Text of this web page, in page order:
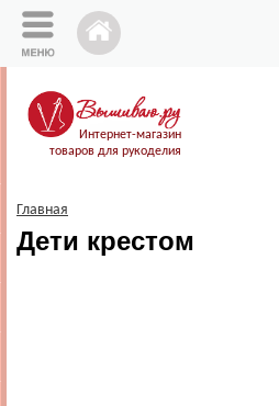
Интернет-магазин
товаров для рукоделия
Главная
Дети крестом